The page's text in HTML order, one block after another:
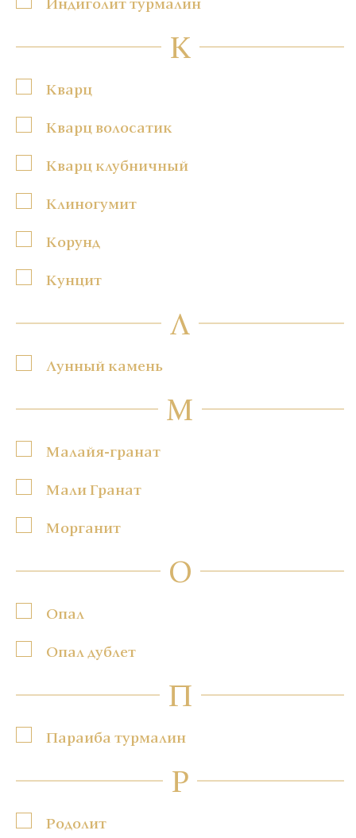
К
Кварц
Кварц волосатик
Кварц клубничный
Клиногумит
Корунд
Кунцит
Л
Лунный камень
М
Малайя-гранат
Мали Гранат
Морганит
О
Опал
Опал дублет
П
Параиба турмалин
Р
Родолит